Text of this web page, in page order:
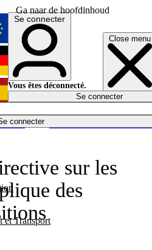
Ga naar de hoofdinhoud
Close menu
connecter
et Transport
English
Deutsch
Español
Se connecter
Vous êtes déconnecté.
Se connecter
sur les
des